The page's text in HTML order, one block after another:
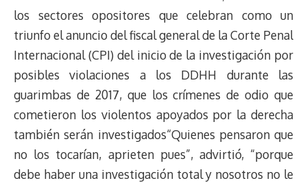
los sectores opositores que celebran como un
triunfo el anuncio del fiscal general de la Corte Penal
Internacional (CPI) del inicio de la investigación por
posibles violaciones a los DDHH durante las
guarimbas de 2017, que los crímenes de odio que
cometieron los violentos apoyados por la derecha
también serán investigados“Quienes pensaron que
no los tocarían, aprieten pues”, advirtió, “porque
debe haber una investigación total y nosotros no le